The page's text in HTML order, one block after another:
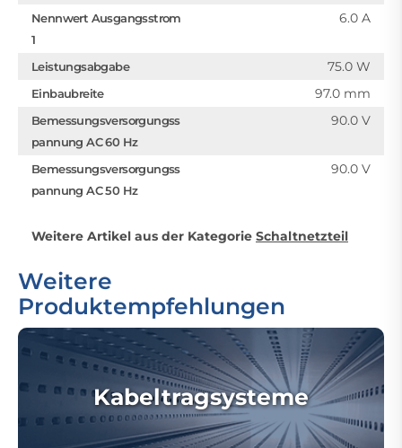
Nennwert Ausgangsstrom
1
6.0 A
Leistungsabgabe 75.0 W
Einbaubreite 97.0 mm
Bemessungsversorgungss
pannung AC 60 Hz
90.0 V
Bemessungsversorgungss
pannung AC 50 Hz
90.0 V
Weitere Artikel aus der Kategorie Schaltnetzteil
Weitere
Produktempfehlungen
Kabeltragsysteme